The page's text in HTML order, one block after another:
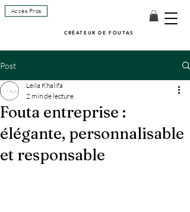
Accès Pros
CRÉATEUR DE FOUTAS
Post
Fouta entreprise :
élégante, personnalisable
et responsable
Leila Khalifa
2 min de lecture